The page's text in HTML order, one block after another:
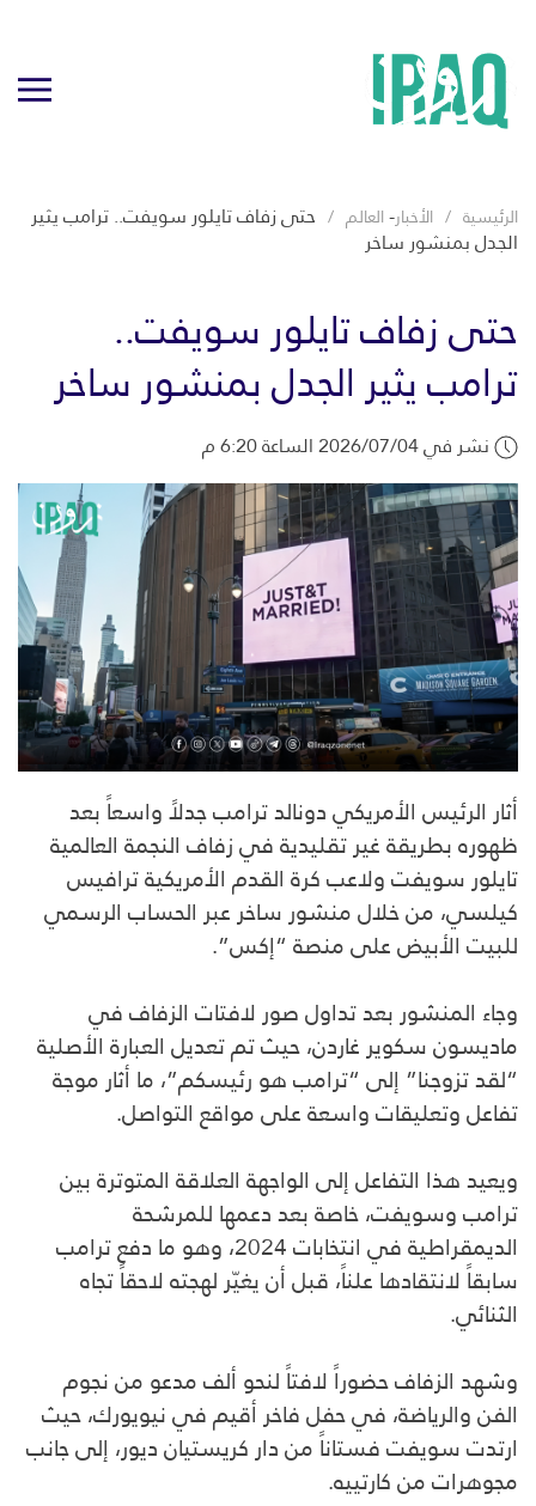
الرئيسية الأخبار-العالم حتى زفاف تايلور سويفت.. ترامب يثير
الجدل بمنشور ساخر
حتى زفاف تايلور سويفت..
ترامب يثير الجدل بمنشور ساخر
نشر في 2026/07/04 الساعة 6:20 م
أثار الرئيس الأمريكي دونالد ترامب جدلاً واسعاً بعد
ظهوره بطريقة غير تقليدية في زفاف النجمة العالمية
تايلور سويفت ولاعب كرة القدم الأمريكية ترافيس
كيلسي، من خلال منشور ساخر عبر الحساب الرسمي
للبيت الأبيض على منصة “إكس”.
وجاء المنشور بعد تداول صور لافتات الزفاف في
ماديسون سكوير غاردن، حيث تم تعديل العبارة الأصلية
“لقد تزوجنا” إلى “ترامب هو رئيسكم”، ما أثار موجة
تفاعل وتعليقات واسعة على مواقع التواصل.
ويعيد هذا التفاعل إلى الواجهة العلاقة المتوترة بين
ترامب وسويفت، خاصة بعد دعمها للمرشحة
الديمقراطية في انتخابات 2024، وهو ما دفع ترامب
سابقاً لانتقادها علناً، قبل أن يغيّر لهجته لاحقاً تجاه
الثنائي.
وشهد الزفاف حضوراً لافتاً لنحو ألف مدعو من نجوم
الفن والرياضة، في حفل فاخر أقيم في نيويورك، حيث
ارتدت سويفت فستاناً من دار كريستيان ديور، إلى جانب
مجوهرات من كارتييه.